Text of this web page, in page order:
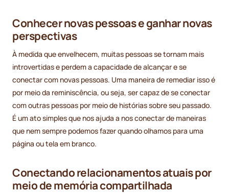
Conhecer novas pessoas e ganhar novas
perspectivas
À medida que envelhecem, muitas pessoas se tornam mais
introvertidas e perdem a capacidade de alcançar e se
conectar com novas pessoas. Uma maneira de remediar isso é
por meio da reminiscência, ou seja, ser capaz de se conectar
com outras pessoas por meio de histórias sobre seu passado.
É um ato simples que nos ajuda a nos conectar de maneiras
que nem sempre podemos fazer quando olhamos para uma
página ou tela em branco.
Conectando relacionamentos atuais por
meio de memória compartilhada